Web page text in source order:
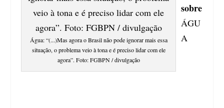
Água: “(...)Mas agora o Brasil não pode ignorar mais essa
situação, o problema veio à tona e é preciso lidar com ele
agora”. Foto: FGBPN / divulgação
sobre
ÁGU
A